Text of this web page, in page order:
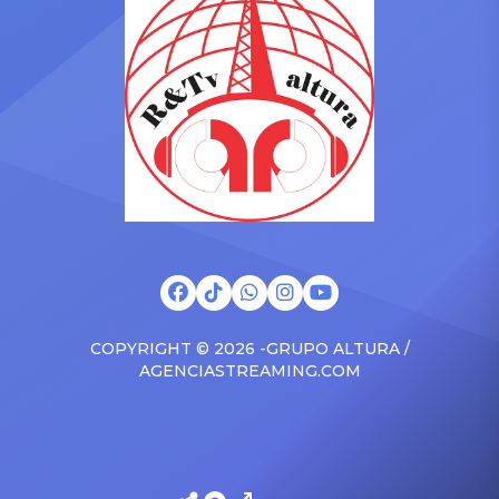
auditiva. Maluma comenzó
a cuestionar a la madre por
su asistencia con su menor
hijo entre los brazos, algo
que molestó al […]
historia y cultura de
nuestras tierras. Licencia
peruana entre los
documentos falsos del tío
Lucas En el episodio 4 de
Merlina 2, titulado […]
COPYRIGHT © 2026 -GRUPO ALTURA /
AGENCIASTREAMING.COM